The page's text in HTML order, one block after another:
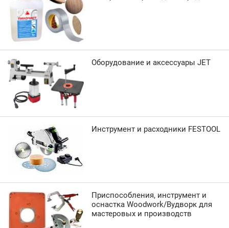
Оборудование и аксессуары JET
Инструмент и расходники FESTOOL
Приспособления, инструмент и
оснастка Woodwork/Вудворк для
мастеровых и производств